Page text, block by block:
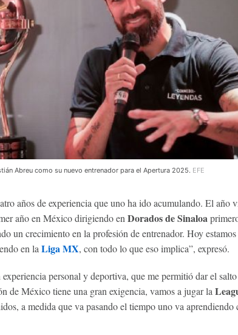
Abreu como su nuevo entrenador para el Apertura 2025. EFE
años de experiencia que uno ha ido acumulando. El año
año en México dirigiendo enDorados de Sinaloa
un crecimiento en la profesión de entrenador. Hoy
en laLiga MX, con todo lo que eso implica”, expresó.
personal y deportiva, que me permitió dar el
de México tiene una gran exigencia, vamos a jugar la
a medida que va pasando el tiempo uno va aprendiendo